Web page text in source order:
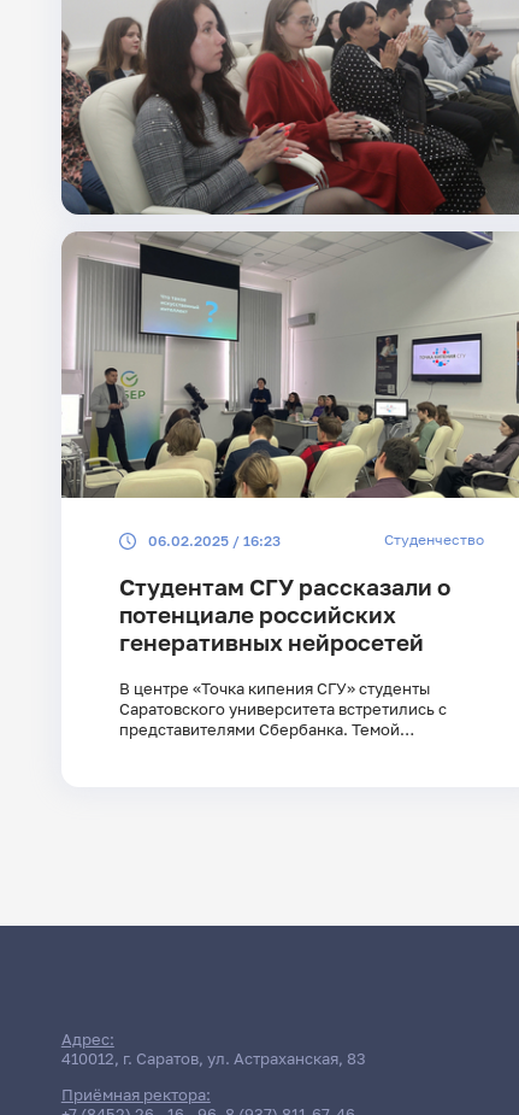
06.02.2025 / 16:23 Студенчество
Студентам СГУ рассказали о
потенциале российских
генеративных нейросетей
В центре «Точка кипения СГУ» студенты
Саратовского университета встретились с
представителями Сбербанка. Темой
Адрес:
410012, г. Саратов, ул. Астраханская, 83
Приёмная ректора: